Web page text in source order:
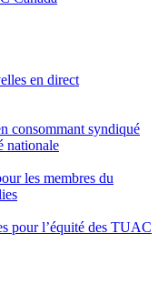
en direct
consommant syndiqué
nationale
les membres du
pour l’équité des TUAC